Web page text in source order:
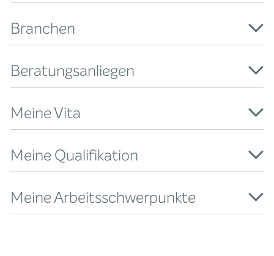
Branchen
Beratungsanliegen
Meine Vita
Meine Qualifikation
Meine Arbeitsschwerpunkte